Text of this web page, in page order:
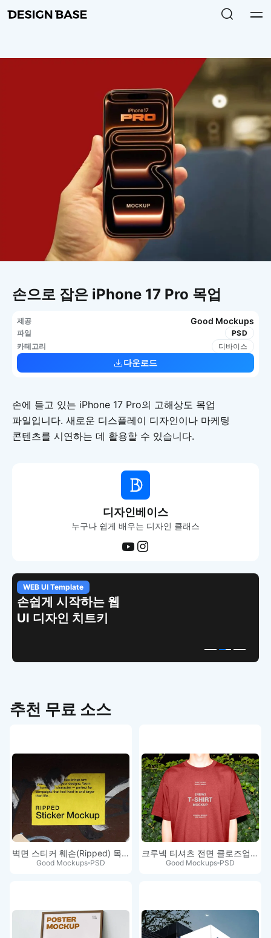
손으로 잡은 iPhone 17 Pro 목업
제공 Good Mockups
파일
PSD
카테고리
디바이스
다운로드
손에 들고 있는 iPhone 17 Pro의 고해상도 목업
파일입니다. 새로운 디스플레이 디자인이나 마케팅
콘텐츠를 시연하는 데 활용할 수 있습니다.
디자인베이스
누구나 쉽게 배우는 디자인 클래스
WEB UI Template
손쉽게 시작하는 웹
UI 디자인 치트키
추천 무료 소스
벽면 스티커 훼손(Ripped) 목업
Good Mockups PSD
크루넥 티셔츠 전면 클로즈업 목업
Good Mockups PSD